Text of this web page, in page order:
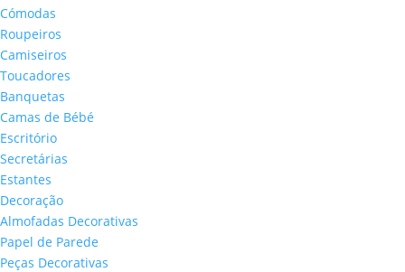
Cómodas
Roupeiros
Camiseiros
Toucadores
Banquetas
Camas de Bébé
Escritório
Secretárias
Estantes
Decoração
Almofadas Decorativas
Papel de Parede
Peças Decorativas